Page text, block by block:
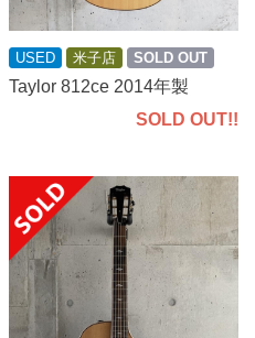
USED 米子店 SOLD OUT
Taylor 812ce 2014年製
SOLD OUT!!